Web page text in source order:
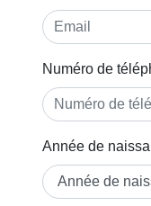
Numéro de
Année de